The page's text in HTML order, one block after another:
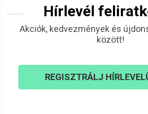
Hírlevél
Akciók, kedvezmények és
között!
REGISZTRÁLJ